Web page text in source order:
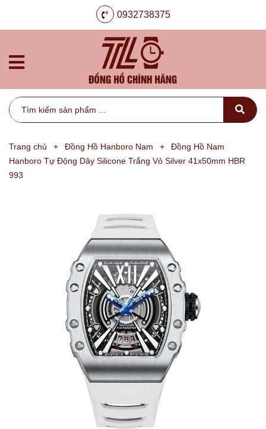
0932738375
Trang chủ + Đồng Hồ Hanboro Nam +
Đồng Hồ Nam
Hanboro Tự Động Dây Silicone Trắng Vỏ Silver 41x50mm HBR
993